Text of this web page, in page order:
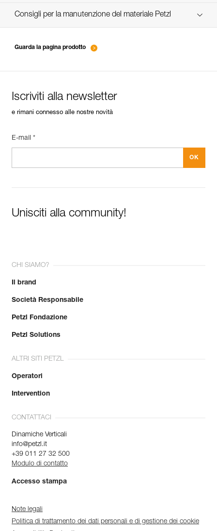
verif EPI-suivi-connecteur-IT
Consigli per la manutenzione del materiale Petzl
Guarda la pagina prodotto
Iscriviti alla newsletter
e rimani connesso alle nostre novità
E-mail *
Unisciti alla community!
CHI SIAMO?
Il brand
Società Responsabile
Petzl Fondazione
Petzl Solutions
ALTRI SITI PETZL
Operatori
Intervention
CONTATTACI
Dinamiche Verticali
info@petzl.it
+39 011 27 32 500
Modulo di contatto
Accesso stampa
Note legali
Politica di trattamento dei dati personali e di gestione dei cookie